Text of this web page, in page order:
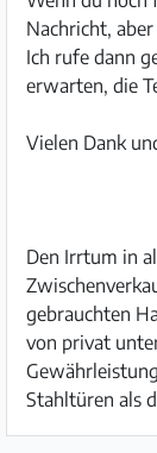
Nachricht,
Ich rufe dann
erwarten, die
Vielen Dank
Den Irrtum in
gebrauchten
von privat
Stahltüren als